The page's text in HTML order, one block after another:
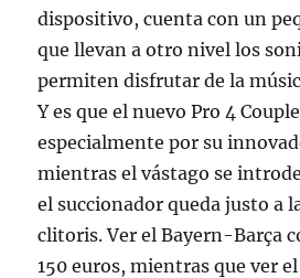
dispositivo, cuenta con un
que llevan a otro nivel los
permiten disfrutar de la
Y es que el nuevo Pro 4
especialmente por su
mientras el vástago se
el succionador queda justo a
clitoris. Ver el Bayern-Barça
150 euros, mientras que ver